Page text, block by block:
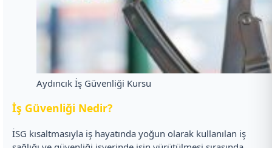
Aydıncık İş Güvenliği Kursu
İş Güvenliği Nedir?
İSG kısaltmasıyla iş hayatında yoğun olarak kullanılan iş